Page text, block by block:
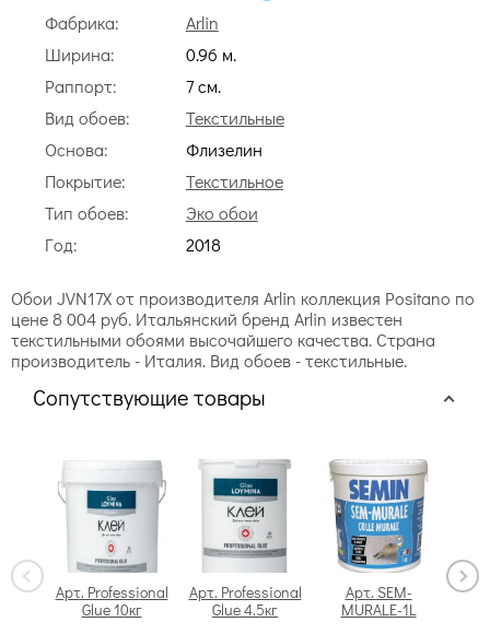
Фабрика:
Arlin
Ширина:
0.96 м.
Раппорт:
7 cм.
Вид обоев:
Текстильные
Основа:
Флизелин
Покрытие:
Текстильное
Тип обоев:
Эко обои
Год:
2018
Обои JVN17X от производителя Arlin коллекция Positano по
цене 8 004 руб. Итальянский бренд Arlin известен
текстильными обоями высочайшего качества. Страна
производитель - Италия. Вид обоев - текстильные.
Сопутствующие товары
Арт. Professional
Glue 10кг
Арт. Professional
Glue 4.5кг
Арт. SEM-
MURALE-1L